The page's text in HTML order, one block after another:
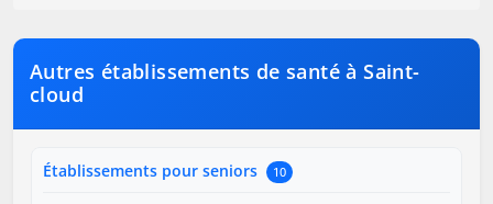
Autres établissements de santé à Saint-
cloud
Établissements pour seniors 10